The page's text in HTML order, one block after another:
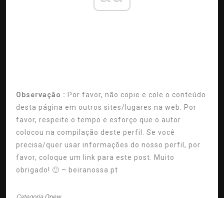
Observação : Por favor, não copie e cole o conteúdo
desta página em outros sites/lugares na web. Por
favor, respeite o tempo e esforço que o autor
colocou na compilação deste perfil. Se você
precisa/quer usar informações do nosso perfil, por
favor, coloque um link para este post. Muito
obrigado! 🙂 – beiranossa.pt